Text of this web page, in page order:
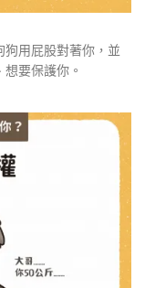
狗用屁股對著你，並
要保護你。